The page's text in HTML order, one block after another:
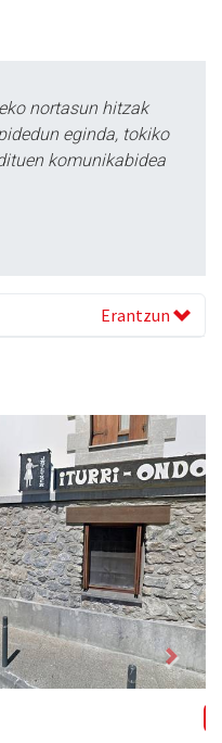
nortasun hitzak
eginda, tokiko
komunikabidea
Erantzun
Next